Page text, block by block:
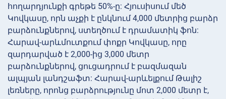
հողարդյունքի գրեթե 50%-ը: Հյուսիսում մեծ
Կովկասը, որն աչքի է ընկնում 4,000 մետրից բարձր
բարձունքներով, ստեղծում է դրամատիկ ֆոն:
Հարավ-արևմուտքում փոքր Կովկասը, որը
զարդարված է 2,000-ից 3,000 մետր
բարձունքներով, ցուցադրում է բազմազան
ալպյան լանդշաֆտ: Հարավ-արևելքում Թալիշ
լեռները, որոնց բարձրությունը մոտ 2,000 մետր է,